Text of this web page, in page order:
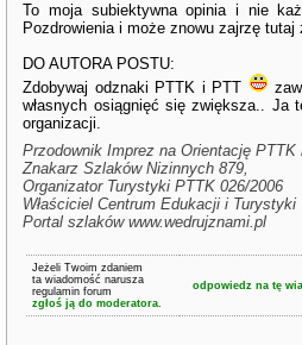
To moja subiektywna opinia i nie
Pozdrowienia i może znowu zajrzę tutaj
DO AUTORA POSTU:
Zdobywaj odznaki PTTK i PTT
własnych osiągnięć się zwiększa.. Ja
organizacji.
Przodownik Imprez na Orientację PTTK
Znakarz Szlaków Nizinnych 879,
Organizator Turystyki PTTK 026/2006
Właściciel Centrum Edukacji i
Portal szlaków www.wedrujznami.pl
Jeżeli Twoim zdaniem
ta wiadomość narusza
regulamin forum
zgłoś ją do moderatora.
odpowiedz na tę